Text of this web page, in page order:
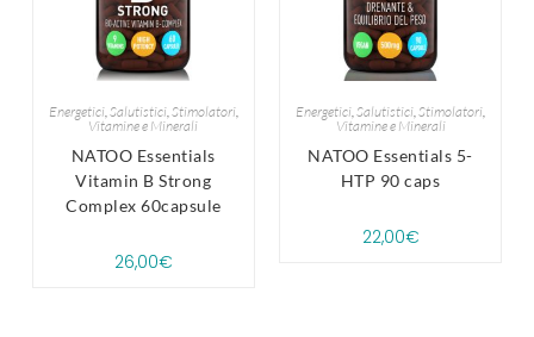
Energetici,Salutistici,Stimolatori,
Vitamine e Minerali
NATOO Essentials
Vitamin B Strong
Complex 60capsule
26,00€
Energetici,Salutistici,Stimolatori,
Vitamine e Minerali
NATOO Essentials 5-
HTP 90 caps
22,00€